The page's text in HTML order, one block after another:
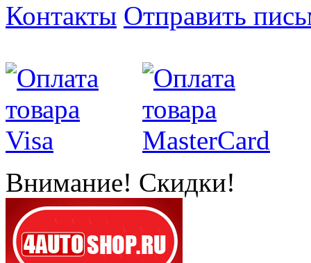
Контакты Отправить
Внимание! Скидки!